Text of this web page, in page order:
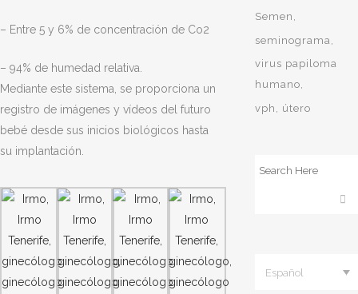
– Entre 5 y 6% de concentración de Co2
– 94% de humedad relativa.
Mediante este sistema, se proporciona un
registro de imágenes y vídeos del futuro
bebé desde sus inicios biológicos hasta
su implantación.
Semen
seminograma
virus papiloma
humano
vph
útero
Español